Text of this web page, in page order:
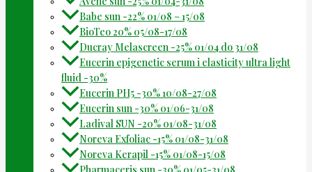
Babe sun -22% 01/08 – 15/08
BioTeo 20% 05/08-17/08
Ducray Melascreen -25% 01/04 do 31/08
Eucerin epigenetic serum i elasticity ultra light
fluid -30%
Eucerin PH5 -30% 10/08-27/08
Eucerin sun -30% 01/06-31/08
Ladival SUN -20% 01/08-31/08
Noreva Exfoliac -15% 01/08-31/08
Noreva Kerapil -15% 01/08-15/08